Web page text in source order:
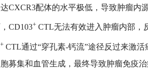
CXCR3配体的水平极低，导致肿瘤内
CD103+ CTL无法有效进入肿瘤内部，
+ CTL通过“穿孔素-钙流”途径反过来激
募集和血管生成，最终导致肿瘤免疫